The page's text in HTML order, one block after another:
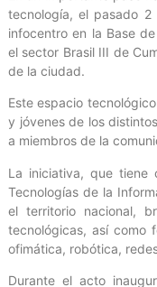
tecnología, el pasado
infocentro en la Base
el sector Brasil III de
de la ciudad.
Este espacio
y jóvenes de los
a miembros de la
La iniciativa, que tiene
Tecnologías de la
el territorio nacional,
tecnológicas, así como
ofimática, robótica,
Durante el acto